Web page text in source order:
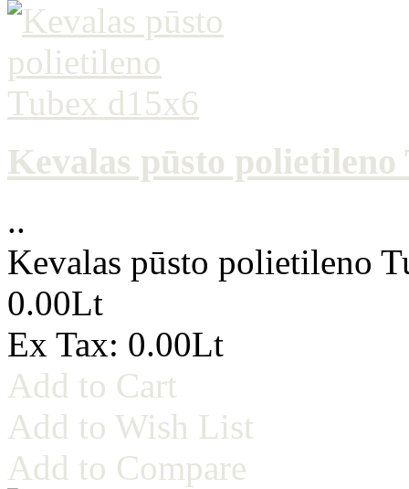
Kevalas pūsto polietileno
..
Kevalas pūsto polietileno
0.00Lt
Ex Tax: 0.00Lt
Add to Cart
Add to Wish List
Add to Compare